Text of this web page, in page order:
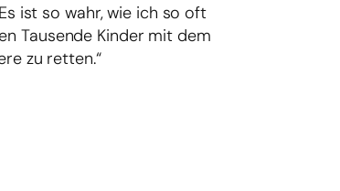
ist so wahr, wie ich so oft
Tausende Kinder mit dem
zu retten.“